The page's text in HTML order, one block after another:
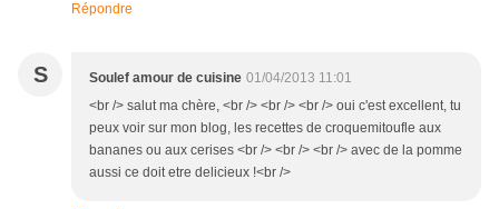
Répondre
S Soulef amour de cuisine 01/04/2013 11:01
<br /> salut ma chère, <br /> <br /> <br /> oui c'est excellent, tu
peux voir sur mon blog, les recettes de croquemitoufle aux
bananes ou aux cerises <br /> <br /> <br /> avec de la pomme
aussi ce doit etre delicieux !<br />